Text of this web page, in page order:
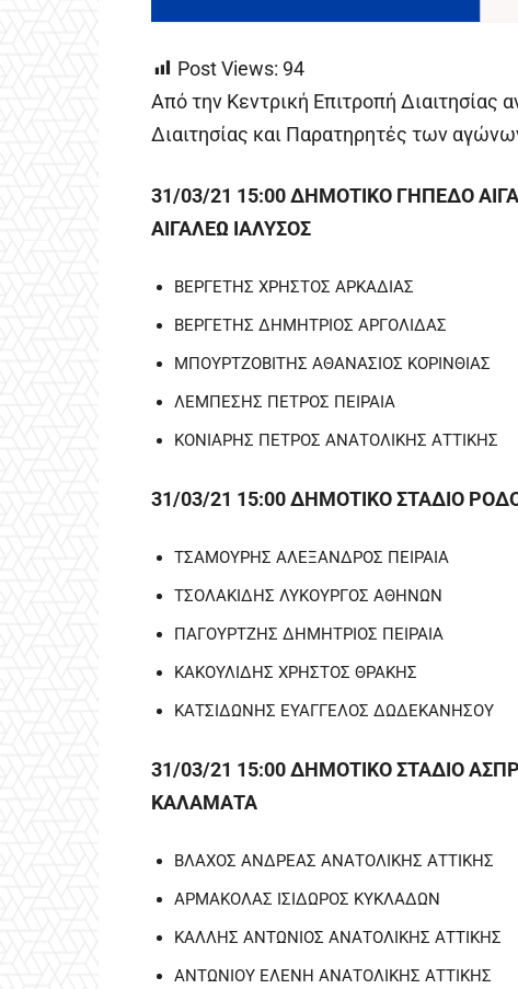
Post Views: 94
Από την Κεντρική Επιτροπή Διαιτησίας
Διαιτησίας και Παρατηρητές των
31/03/21 15:00 ΔΗΜΟΤΙΚΟ ΓΗΠΕΔΟ
ΑΙΓΑΛΕΩ ΙΑΛΥΣΟΣ
ΒΕΡΓΕΤΗΣ ΧΡΗΣΤΟΣ ΑΡΚΑΔΙΑΣ
ΒΕΡΓΕΤΗΣ ΔΗΜΗΤΡΙΟΣ ΑΡΓΟΛΙΔΑΣ
ΜΠΟΥΡΤΖΟΒΙΤΗΣ ΑΘΑΝΑΣΙΟΣ ΚΟΡΙΝΘΙΑΣ
ΛΕΜΠΕΣΗΣ ΠΕΤΡΟΣ ΠΕΙΡΑΙΑ
ΚΟΝΙΑΡΗΣ ΠΕΤΡΟΣ ΑΝΑΤΟΛΙΚΗΣ ΑΤΤΙΚΗΣ
31/03/21 15:00 ΔΗΜΟΤΙΚΟ ΣΤΑΔΙΟ
ΤΣΑΜΟΥΡΗΣ ΑΛΕΞΑΝΔΡΟΣ ΠΕΙΡΑΙΑ
ΤΣΟΛΑΚΙΔΗΣ ΛΥΚΟΥΡΓΟΣ ΑΘΗΝΩΝ
ΠΑΓΟΥΡΤΖΗΣ ΔΗΜΗΤΡΙΟΣ ΠΕΙΡΑΙΑ
ΚΑΚΟΥΛΙΔΗΣ ΧΡΗΣΤΟΣ ΘΡΑΚΗΣ
ΚΑΤΣΙΔΩΝΗΣ ΕΥΑΓΓΕΛΟΣ ΔΩΔΕΚΑΝΗΣΟΥ
31/03/21 15:00 ΔΗΜΟΤΙΚΟ ΣΤΑΔΙΟ
ΚΑΛΑΜΑΤΑ
ΒΛΑΧΟΣ ΑΝΔΡΕΑΣ ΑΝΑΤΟΛΙΚΗΣ ΑΤΤΙΚΗΣ
ΑΡΜΑΚΟΛΑΣ ΙΣΙΔΩΡΟΣ ΚΥΚΛΑΔΩΝ
ΚΑΛΛΗΣ ΑΝΤΩΝΙΟΣ ΑΝΑΤΟΛΙΚΗΣ ΑΤΤΙΚΗΣ
ΑΝΤΩΝΙΟΥ ΕΛΕΝΗ ΑΝΑΤΟΛΙΚΗΣ ΑΤΤΙΚΗΣ